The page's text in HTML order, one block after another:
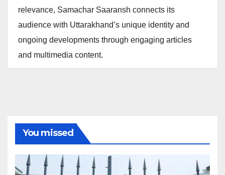
relevance, Samachar Saaransh connects its
audience with Uttarakhand’s unique identity and
ongoing developments through engaging articles
and multimedia content.
You missed